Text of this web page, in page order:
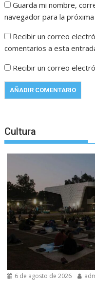
Guarda mi nombre,
navegador para la
Recibir un correo
comentarios a esta
Recibir un correo
Cultura
6 de agosto de 2026